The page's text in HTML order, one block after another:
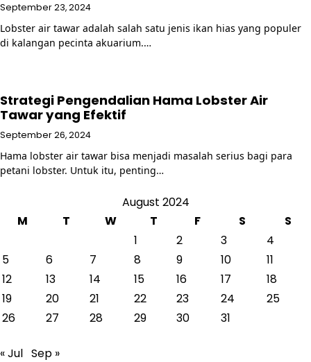
September 23, 2024
Lobster air tawar adalah salah satu jenis ikan hias yang populer
di kalangan pecinta akuarium.…
Strategi Pengendalian Hama Lobster Air
Tawar yang Efektif
September 26, 2024
Hama lobster air tawar bisa menjadi masalah serius bagi para
petani lobster. Untuk itu, penting…
August 2024
M
T W T F S
S
1
2 3
4
5
6 7 8 9 10
11
12
13 14 15 16 17
18
19
20 21 22 23 24
25
26
27 28 29 30 31
« Jul Sep »